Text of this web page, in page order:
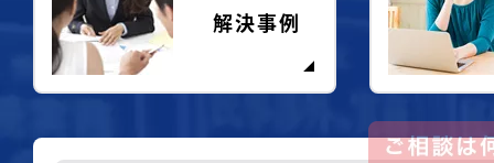
解決事例